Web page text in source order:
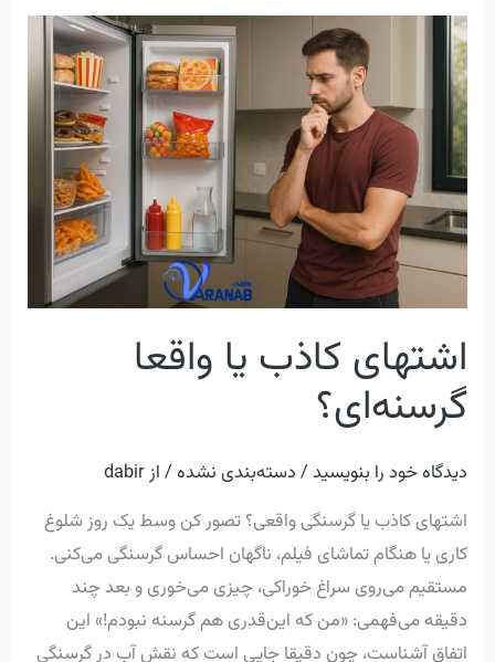
اشتهای کاذب یا واقعا
گرسنه‌ای؟
دیدگاه‌ خود را بنویسید/دسته‌بندی نشده/ ازdabir
اشتهای کاذب یا گرسنگی واقعی؟ تصور کن وسط یک روز شلوغ
کاری یا هنگام تماشای فیلم، ناگهان احساس گرسنگی می‌کنی.
مستقیم می‌روی سراغ خوراکی، چیزی می‌خوری و بعد چند
دقیقه می‌فهمی: «من که این‌قدری هم گرسنه نبودم!» این
اتفاق آشناست، چون دقیقا جایی است که نقش آب در گرسنگی
اشتهای
کاذب
یا
واقعا
گرسنه‌ای؟